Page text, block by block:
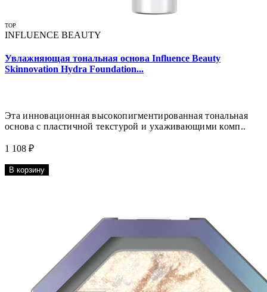
TOP
INFLUENCE BEAUTY
Увлажняющая тональная основа Influence Beauty
Skinnovation Hydra Foundation...
Эта инновационная высокопигментированная тональная
основа с пластичной текстурой и ухаживающими комп..
1 108 ₽
В корзину